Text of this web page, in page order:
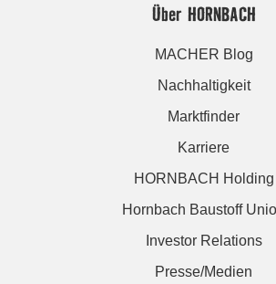
Über HORNBACH
MACHER Blog
Nachhaltigkeit
Marktfinder
Karriere
HORNBACH Holding
Hornbach Baustoff
Investor Relations
Presse/Medien